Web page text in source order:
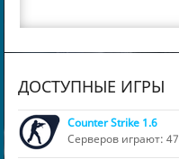
$2000$
$2000$
$2000$
$2000$
$2000$
$2000$
ДОСТУПНЫЕ ИГРЫ
Counter Strike 1.6
Серверов играют: